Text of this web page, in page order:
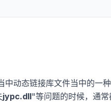
中动态链接库文件当中的一
jypc.dll"等问题的时候，通常